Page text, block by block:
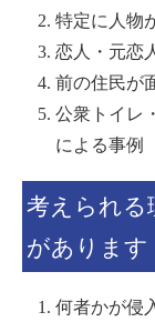
特定に人物
恋人・元恋
前の住民が
公衆トイレ
による事例
考えられる
があります
何者かが侵